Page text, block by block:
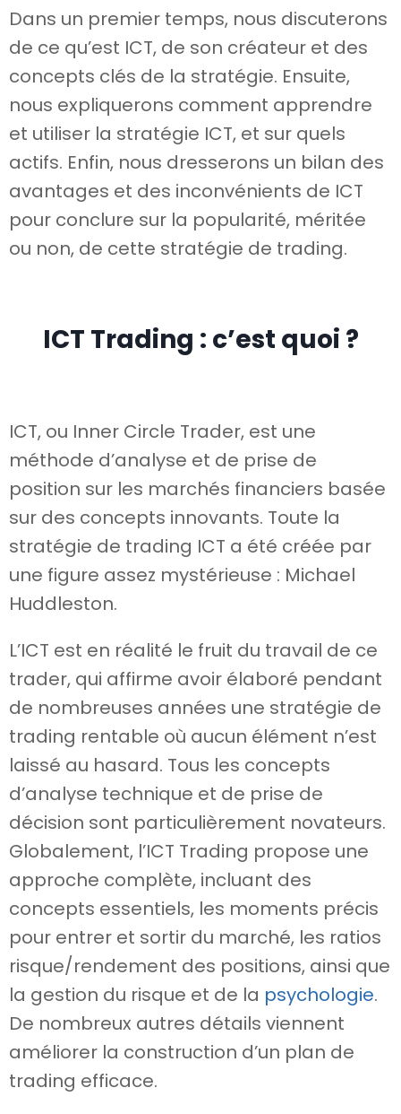
Dans un premier temps, nous discuterons
de ce qu’est ICT, de son créateur et des
concepts clés de la stratégie. Ensuite,
nous expliquerons comment apprendre
et utiliser la stratégie ICT, et sur quels
actifs. Enfin, nous dresserons un bilan des
avantages et des inconvénients de ICT
pour conclure sur la popularité, méritée
ou non, de cette stratégie de trading.
ICT Trading : c’est quoi ?
ICT, ou Inner Circle Trader, est une
méthode d’analyse et de prise de
position sur les marchés financiers basée
sur des concepts innovants. Toute la
stratégie de trading ICT a été créée par
une figure assez mystérieuse : Michael
Huddleston.
L’ICT est en réalité le fruit du travail de ce
trader, qui affirme avoir élaboré pendant
de nombreuses années une stratégie de
trading rentable où aucun élément n’est
laissé au hasard. Tous les concepts
d’analyse technique et de prise de
décision sont particulièrement novateurs.
Globalement, l’ICT Trading propose une
approche complète, incluant des
concepts essentiels, les moments précis
pour entrer et sortir du marché, les ratios
risque/rendement des positions, ainsi que
la gestion du risque et de la psychologie.
De nombreux autres détails viennent
améliorer la construction d’un plan de
trading efficace.